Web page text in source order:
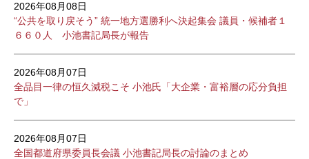
2026年08月08日
“公共を取り戻そう” 統一地方選勝利へ決起集会 議員・候補者１
６６０人 小池書記局長が報告
2026年08月07日
全品目一律の恒久減税こそ 小池氏「大企業・富裕層の応分負担
で」
2026年08月07日
全国都道府県委員長会議 小池書記局長の討論のまとめ